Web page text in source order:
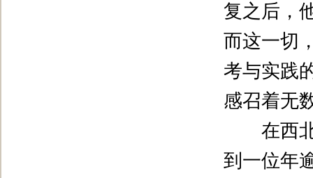
复之后，
而这一切
考与实践
感召着无
在西北
到一位年